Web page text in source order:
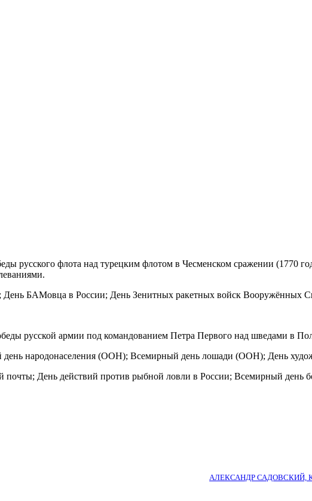
русского флота над турецким флотом в Чесменском сражении (1770
БАМовца в России; День Зенитных ракетных войск Вооружённых
русской армии под командованием Петра Первого над шведами в
народонаселения (ООН); Всемирный день лошади (ООН); День
почты; День действий против рыбной ловли в России; Всемирный день
АЛЕКСАНДР